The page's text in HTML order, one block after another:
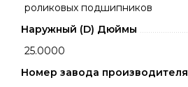
роликовых подшипников
Наружный (D) Дюймы
25.0000
Номер завода производителя